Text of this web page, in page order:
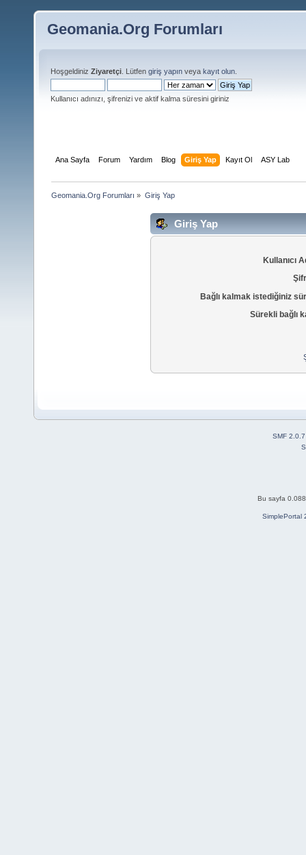
Geomania.Org Forumları
Hoşgeldiniz Ziyaretçi . Lütfen giriş yapın veya kayıt olun
Kullanıcı adınızı, şifrenizi ve aktif kalma süresini giriniz
Ana Sayfa Forum Yardım Blog Giriş Yap Kayıt Ol ASY Lab
Geomania.Org Forumları » Giriş Yap
Giriş Yap
Kullanıcı
Bağlı kalmak istediğiniz
Sürekli bağlı
SMF 2.0.7
Bu sayfa
SimplePortal